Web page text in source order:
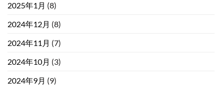
2025年1月 (8)
2024年12月 (8)
2024年11月 (7)
2024年10月 (3)
2024年9月 (9)